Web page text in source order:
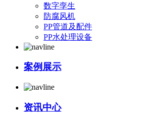
数字孪生
防腐风机
PP管道及配件
PP水处理设备
案例展示
资讯中心